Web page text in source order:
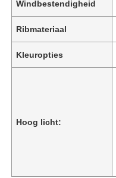
Windbestendigheid
Ribmateriaal
Kleuropties
Hoog licht: